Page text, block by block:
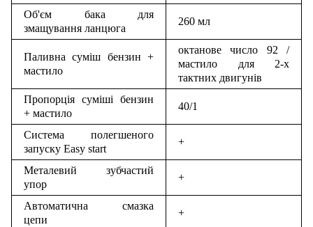
Об'єм бака для
змащування ланцюга
260 мл
Паливна суміш бензин +
мастило
октанове число 92 /
мастило для 2-х
тактних двигунів
Пропорція суміші бензин
+ мастило
40/1
Система полегшеного
запуску Easy start
+
Металевий зубчастий
упор
+
Автоматична смазка
цепи
+